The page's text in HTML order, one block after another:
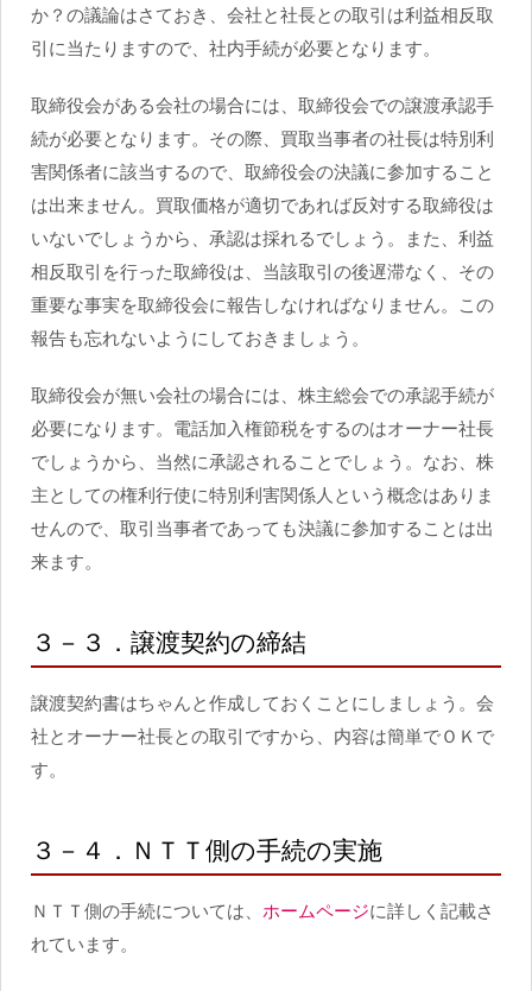
か？の議論はさておき、会社と社長との取引は利益相反取
引に当たりますので、社内手続が必要となります。
取締役会がある会社の場合には、取締役会での譲渡承認手
続が必要となります。その際、買取当事者の社長は特別利
害関係者に該当するので、取締役会の決議に参加すること
は出来ません。買取価格が適切であれば反対する取締役は
いないでしょうから、承認は採れるでしょう。また、利益
相反取引を行った取締役は、当該取引の後遅滞なく、その
重要な事実を取締役会に報告しなければなりません。この
報告も忘れないようにしておきましょう。
取締役会が無い会社の場合には、株主総会での承認手続が
必要になります。電話加入権節税をするのはオーナー社長
でしょうから、当然に承認されることでしょう。なお、株
主としての権利行使に特別利害関係人という概念はありま
せんので、取引当事者であっても決議に参加することは出
来ます。
３－３．譲渡契約の締結
譲渡契約書はちゃんと作成しておくことにしましょう。会
社とオーナー社長との取引ですから、内容は簡単でＯＫで
す。
３－４．ＮＴＴ側の手続の実施
ＮＴＴ側の手続については、 ホームページに詳しく記載さ
れています。